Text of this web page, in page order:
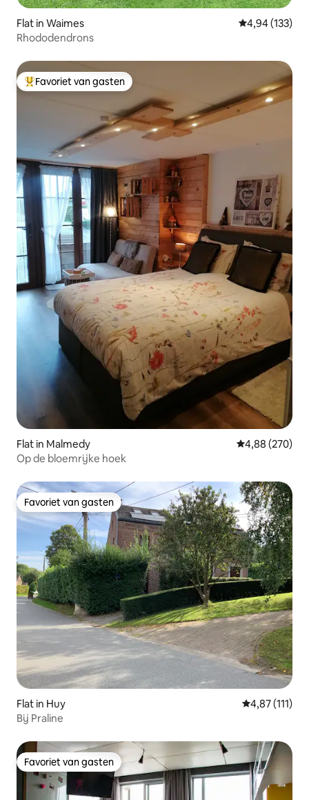
Flat in Waimes Gemiddelde
4,94 (133)
Rhododendrons
Topfavoriet van gasten
Favoriet van gasten
Flat in Malmedy Gemiddelde
4,88 (270)
Op de bloemrijke hoek
Favoriet van gasten
Favoriet van gasten
Flat in Huy Gemiddelde
4,87 (111)
Bij Praline
Favoriet van gasten
Favoriet van gasten